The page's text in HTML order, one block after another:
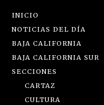
INICIO
NOTICIAS DEL DÍA
BAJA CALIFORNIA
BAJA CALIFORNIA SUR
SECCIONES
CARTAZ
CULTURA